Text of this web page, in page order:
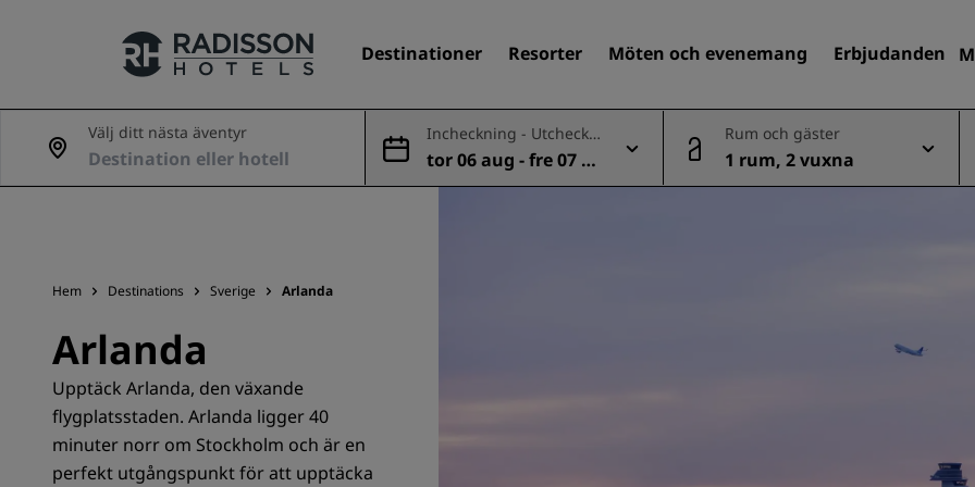
Destinationer Resorter Möten och evenemang Erbjudanden
Våra märken
Sök efter hotell
Nya och kommande hotell
Välj ditt nästa äventyr
Incheckning - Utcheckn
ing
tor 06 aug - fre 07 a
ug
Rum och gäster
1 rum, 2 vuxna
Hem Destinations Sverige Arlanda
Arlanda
Upptäck Arlanda, den växande
flygplatsstaden. Arlanda ligger 40
minuter norr om Stockholm och är en
perfekt utgångspunkt för att upptäcka